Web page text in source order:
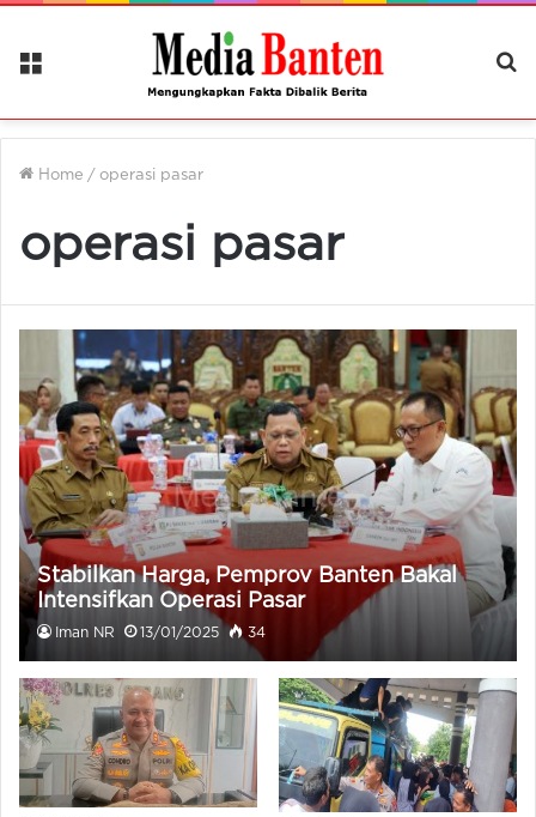
Menu
Home / operasi pasar
operasi pasar
Stabilkan Harga, Pemprov Banten Bakal
Intensifkan Operasi Pasar
Iman NR 13/01/2025 34